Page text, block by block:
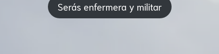
Serás enfermera y militar